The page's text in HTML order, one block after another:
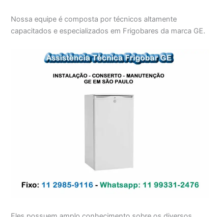
Nossa equipe é composta por técnicos altamente
capacitados e especializados em Frigobares da marca GE.